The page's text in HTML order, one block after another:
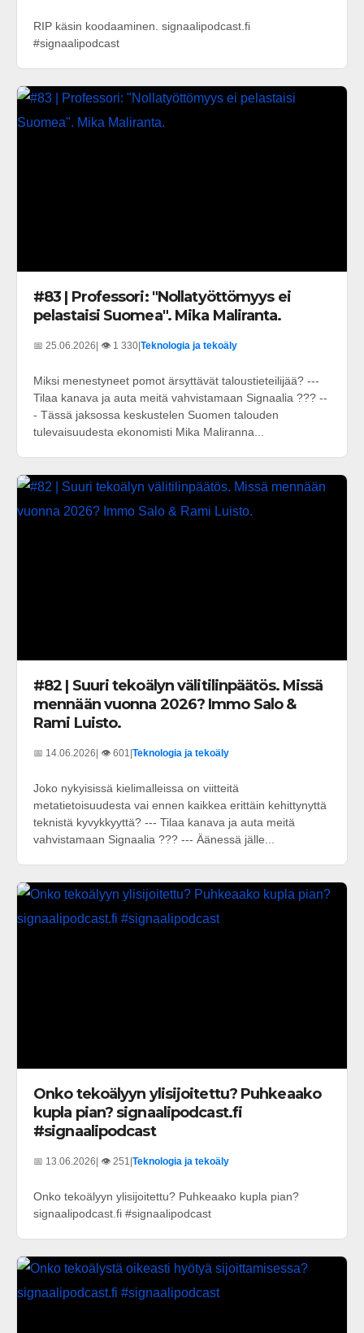
RIP käsin koodaaminen. signaalipodcast.fi
#signaalipodcast
#83 | Professori: "Nollatyöttömyys ei
pelastaisi Suomea". Mika Maliranta.
📅 25.06.2026 | 👁️ 1 330 Teknologia ja tekoäly
Miksi menestyneet pomot ärsyttävät taloustieteilijää? ---
Tilaa kanava ja auta meitä vahvistamaan Signaalia ??? --
- Tässä jaksossa keskustelen Suomen talouden
tulevaisuudesta ekonomisti Mika Maliranna...
#82 | Suuri tekoälyn välitilinpäätös. Missä
mennään vuonna 2026? Immo Salo &
Rami Luisto.
📅 14.06.2026 | 👁️ 601 Teknologia ja tekoäly
Joko nykyisissä kielimalleissa on viitteitä
metatietoisuudesta vai ennen kaikkea erittäin kehittynyttä
teknistä kyvykkyyttä? --- Tilaa kanava ja auta meitä
vahvistamaan Signaalia ??? --- Äänessä jälle...
Onko tekoälyyn ylisijoitettu? Puhkeaako
kupla pian? signaalipodcast.fi
#signaalipodcast
📅 13.06.2026| 👁️ 251 |Teknologia ja tekoäly
Onko tekoälyyn ylisijoitettu? Puhkeaako kupla pian?
signaalipodcast.fi #signaalipodcast